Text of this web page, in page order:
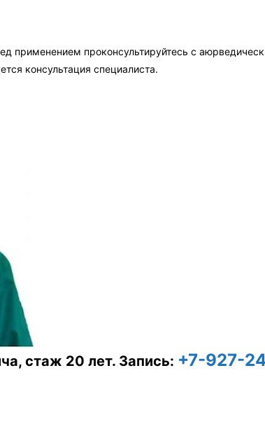
применением проконсультируйтесь с
консультация специалиста.
стаж 20 лет. Запись: +7-927-